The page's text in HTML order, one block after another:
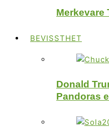
Merkevare
BEVISSTHET
Donald
Pandoras